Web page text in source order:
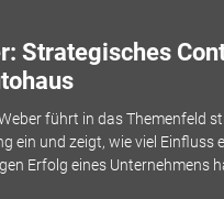
Strategisches
führt in das Themenfeld
ein und zeigt, wie viel Einfluss
Erfolg eines Unternehmens